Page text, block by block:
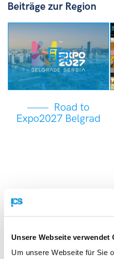
Unsere Webseite verwendet
Um unsere Webseite für Sie
Beiträge zur Region
Road to
Expo2027 Belgrad